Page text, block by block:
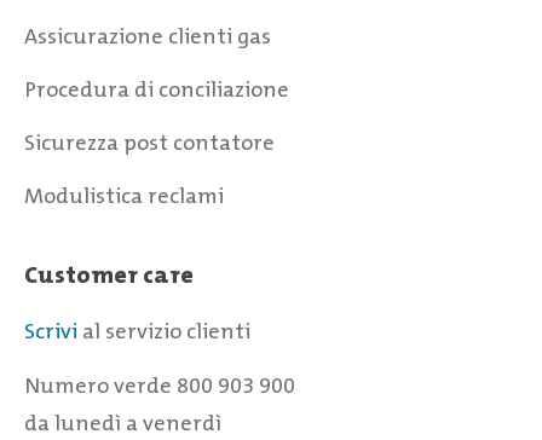
Assicurazione clienti gas
Procedura di conciliazione
Sicurezza post contatore
Modulistica reclami
Customer care
Scrivi al servizio clienti
Numero verde 800 903 900
da lunedì a venerdì